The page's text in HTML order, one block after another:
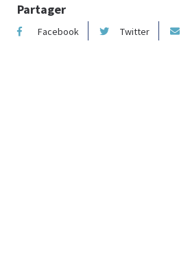
Partager
Facebook Twitter